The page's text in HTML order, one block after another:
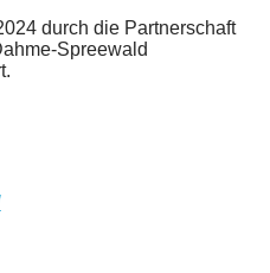
durch die Partnerschaft
Spreewald